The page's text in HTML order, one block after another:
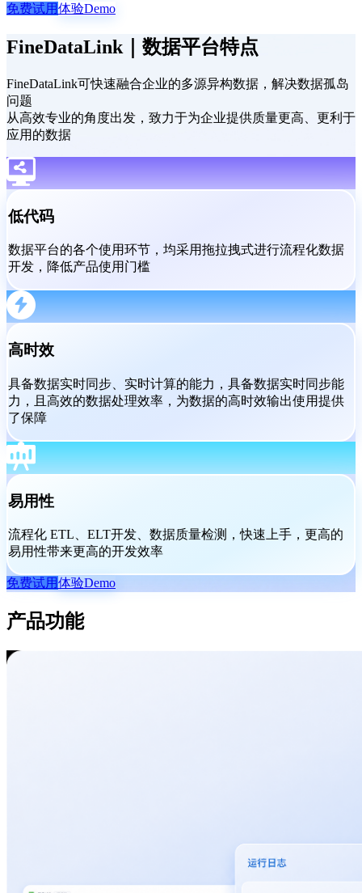
免费试用体验Demo
FineDataLink｜数据平台特点
FineDataLink可快速融合企业的多源异构数据，解决数据孤岛
问题
从高效专业的角度出发，致力于为企业提供质量更高、更利于
应用的数据
低代码
数据平台的各个使用环节，均采用拖拉拽式进行流程化数据
开发，降低产品使用门槛
高时效
具备数据实时同步、实时计算的能力，具备数据实时同步能
力，且高效的数据处理效率，为数据的高时效输出使用提供
了保障
易用性
流程化 ETL、ELT开发、数据质量检测，快速上手，更高的
易用性带来更高的开发效率
免费试用体验Demo
产品功能